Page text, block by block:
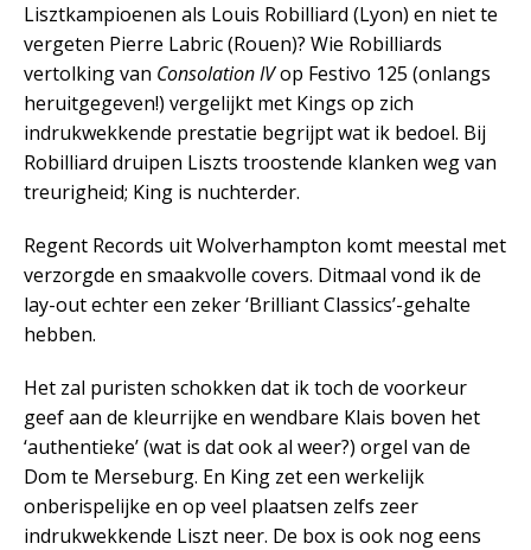
Lisztkampioenen als Louis Robilliard (Lyon) en niet te
vergeten Pierre Labric (Rouen)? Wie Robilliards
vertolking van Consolation IVop Festivo 125 (onlangs
heruitgegeven!) vergelijkt met Kings op zich
indrukwekkende prestatie begrijpt wat ik bedoel. Bij
Robilliard druipen Liszts troostende klanken weg van
treurigheid; King is nuchterder.
Regent Records uit Wolverhampton komt meestal met
verzorgde en smaakvolle covers. Ditmaal vond ik de
lay-out echter een zeker ‘Brilliant Classics’-gehalte
hebben.
Het zal puristen schokken dat ik toch de voorkeur
geef aan de kleurrijke en wendbare Klais boven het
‘authentieke’ (wat is dat ook al weer?) orgel van de
Dom te Merseburg. En King zet een werkelijk
onberispelijke en op veel plaatsen zelfs zeer
indrukwekkende Liszt neer. De box is ook nog eens